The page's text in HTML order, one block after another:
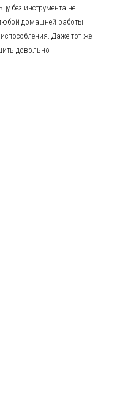
без инструмента не
домашней работы
Даже тот же
довольно